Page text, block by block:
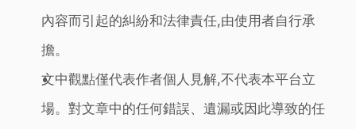
內容而引起的糾紛和法律責任,由使用者自行承
擔。
文中觀點僅代表作者個人見解,不代表本平台立
場。對文章中的任何錯誤、遺漏或因此導致的任